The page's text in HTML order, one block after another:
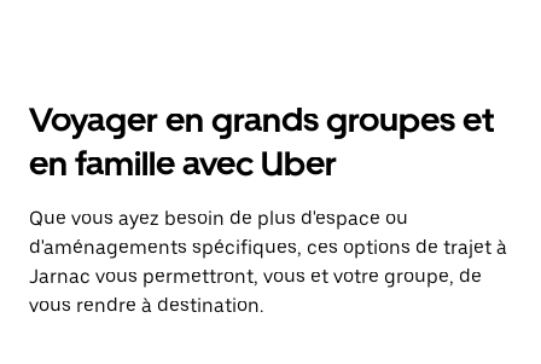
Voyager en grands groupes et
en famille avec Uber
Que vous ayez besoin de plus d'espace ou
d'aménagements spécifiques, ces options de trajet à
Jarnac vous permettront, vous et votre groupe, de
vous rendre à destination.